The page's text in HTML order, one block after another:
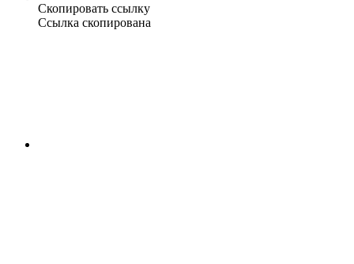
Скопировать ссылку
Ссылка скопирована